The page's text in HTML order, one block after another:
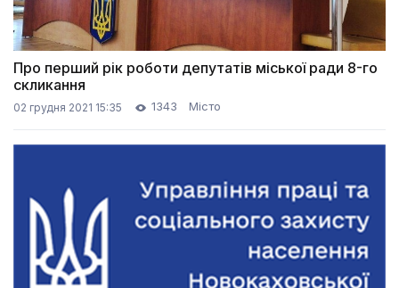
Про перший рік роботи депутатів міської ради 8-го
скликання
02 грудня 2021 15:35 1343 Місто